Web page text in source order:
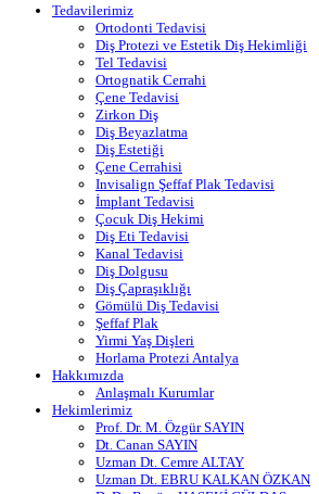
Tedavilerimiz
Ortodonti Tedavisi
Diş Protezi ve Estetik Diş Hekimliği
Tel Tedavisi
Ortognatik Cerrahi
Çene Tedavisi
Zirkon Diş
Diş Beyazlatma
Diş Estetiği
Çene Cerrahisi
Invisalign Şeffaf Plak Tedavisi
İmplant Tedavisi
Çocuk Diş Hekimi
Diş Eti Tedavisi
Kanal Tedavisi
Diş Dolgusu
Diş Çapraşıklığı
Gömülü Diş Tedavisi
Şeffaf Plak
Yirmi Yaş Dişleri
Horlama Protezi Antalya
Hakkımızda
Anlaşmalı Kurumlar
Hekimlerimiz
Prof. Dr. M. Özgür SAYIN
Dt. Canan SAYIN
Uzman Dt. Cemre ALTAY
Uzman Dt. EBRU KALKAN ÖZKAN